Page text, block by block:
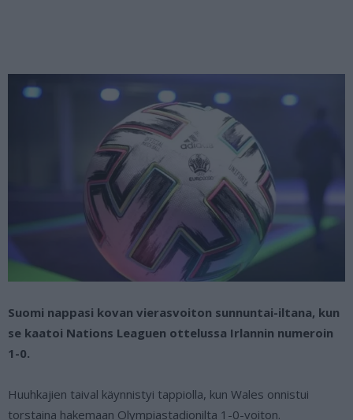
Suomi nappasi kovan vierasvoiton sunnuntai-iltana, kun
se kaatoi Nations Leaguen ottelussa Irlannin numeroin
1-0.
Huuhkajien taival käynnistyi tappiolla, kun Wales onnistui
torstaina hakemaan Olympiastadionilta 1-0-voiton.